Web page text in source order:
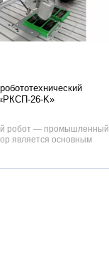
26-K»
робот — промышленный
является основным